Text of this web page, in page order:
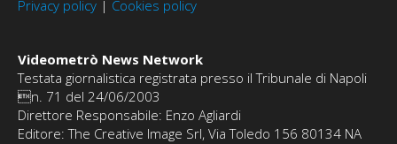
Privacy policy | Cookies policy
Videometrò News Network
Testata giornalistica registrata presso il Tribunale di Napoli
n. 71 del 24/06/2003
Direttore Responsabile: Enzo Agliardi
Editore: The Creative Image Srl, Via Toledo 156 80134 NA